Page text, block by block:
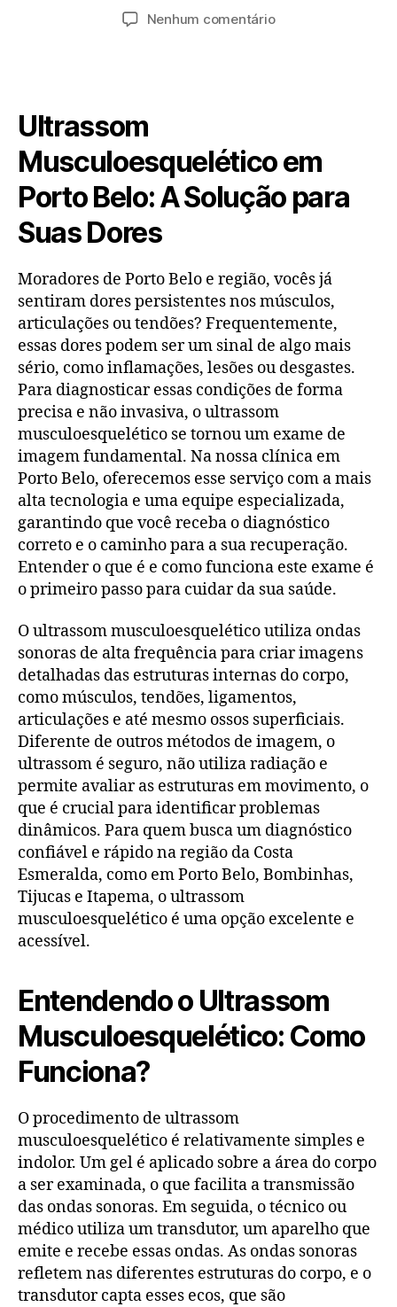
Nenhum comentário
Ultrassom
Musculoesquelético em
Porto Belo: A Solução para
Suas Dores
Moradores de Porto Belo e região, vocês já
sentiram dores persistentes nos músculos,
articulações ou tendões? Frequentemente,
essas dores podem ser um sinal de algo mais
sério, como inflamações, lesões ou desgastes.
Para diagnosticar essas condições de forma
precisa e não invasiva, o ultrassom
musculoesquelético se tornou um exame de
imagem fundamental. Na nossa clínica em
Porto Belo, oferecemos esse serviço com a mais
alta tecnologia e uma equipe especializada,
garantindo que você receba o diagnóstico
correto e o caminho para a sua recuperação.
Entender o que é e como funciona este exame é
o primeiro passo para cuidar da sua saúde.
O ultrassom musculoesquelético utiliza ondas
sonoras de alta frequência para criar imagens
detalhadas das estruturas internas do corpo,
como músculos, tendões, ligamentos,
articulações e até mesmo ossos superficiais.
Diferente de outros métodos de imagem, o
ultrassom é seguro, não utiliza radiação e
permite avaliar as estruturas em movimento, o
que é crucial para identificar problemas
dinâmicos. Para quem busca um diagnóstico
confiável e rápido na região da Costa
Esmeralda, como em Porto Belo, Bombinhas,
Tijucas e Itapema, o ultrassom
musculoesquelético é uma opção excelente e
acessível.
Entendendo o Ultrassom
Musculoesquelético: Como
Funciona?
O procedimento de ultrassom
musculoesquelético é relativamente simples e
indolor. Um gel é aplicado sobre a área do corpo
a ser examinada, o que facilita a transmissão
das ondas sonoras. Em seguida, o técnico ou
médico utiliza um transdutor, um aparelho que
emite e recebe essas ondas. As ondas sonoras
refletem nas diferentes estruturas do corpo, e o
transdutor capta esses ecos, que são